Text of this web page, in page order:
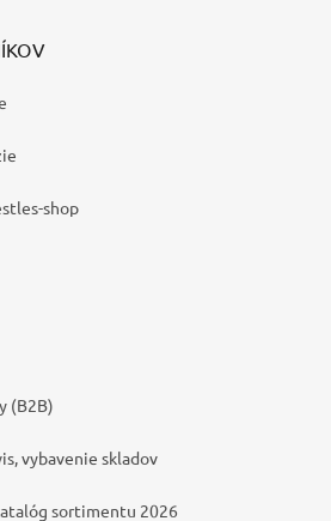
shop
(B2B)
vybavenie skladov
sortimentu 2026